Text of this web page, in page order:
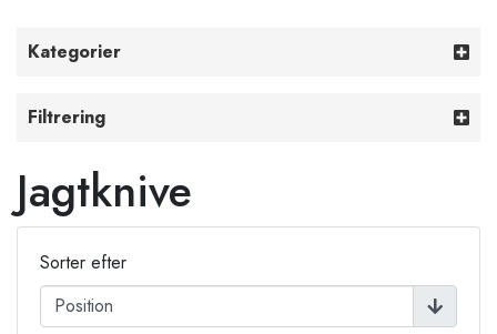
Kategorier
Filtrering
Jagtknive
Sorter efter